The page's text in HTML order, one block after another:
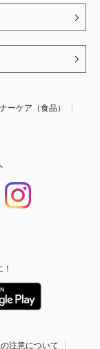
ーケア（食品）
注意について